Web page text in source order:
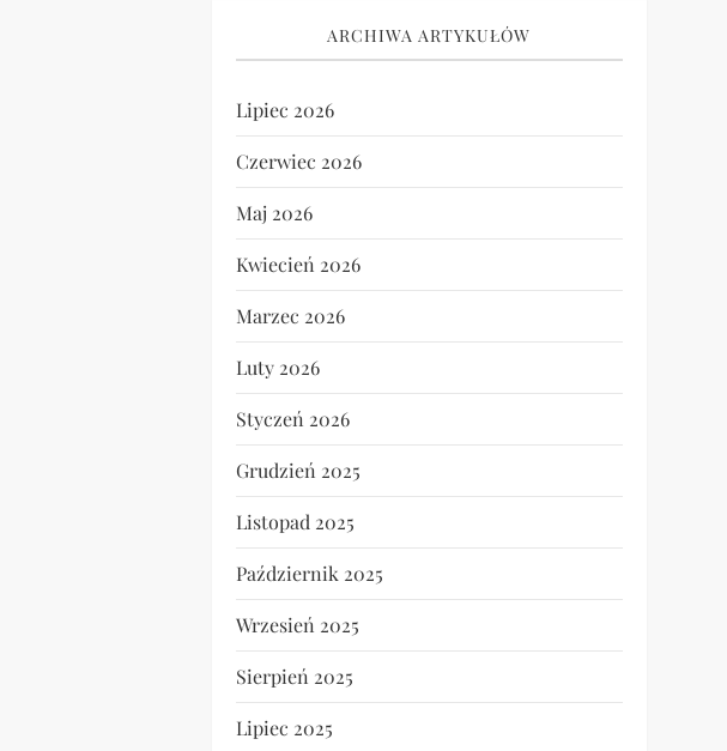
ARCHIWA ARTYKUŁÓW
Lipiec 2026
Czerwiec 2026
Maj 2026
Kwiecień 2026
Marzec 2026
Luty 2026
Styczeń 2026
Grudzień 2025
Listopad 2025
Październik 2025
Wrzesień 2025
Sierpień 2025
Lipiec 2025